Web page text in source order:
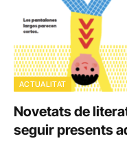
ACTUALITAT
Novetats de
seguir presents